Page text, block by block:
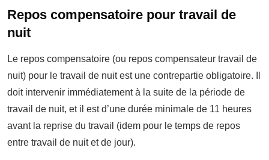
Repos compensatoire pour travail de
nuit
Le repos compensatoire (ou repos compensateur travail de
nuit) pour le travail de nuit est une contrepartie obligatoire. Il
doit intervenir immédiatement à la suite de la période de
travail de nuit, et il est d’une durée minimale de 11 heures
avant la reprise du travail (idem pour le temps de repos
entre travail de nuit et de jour).